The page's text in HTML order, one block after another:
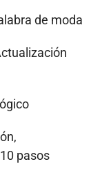
de moda
pasos